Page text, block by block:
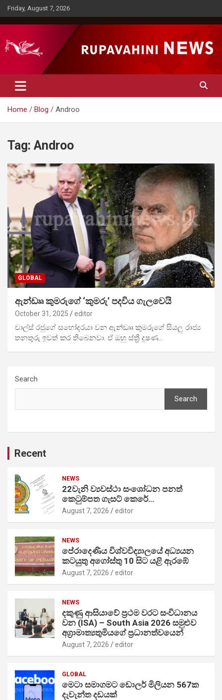
Skip
to
content
Friday, August 7, 2026
Rupavahini News
Home Blog Androo
Tag: Androo
GLOBAL
ඇන්ඩෲ කුමරුගේ ‘කුමරු’ පදවිය ගැලවෙයි
October 31, 2025 editor
චාල්ස් රජුගේ සහෝදරයා වන ඇන්ඩෲ කුමරුගේ සියලු රාජ්‍ය
තනතුරු ඉවත් කර තිබෙනවා. ඒ ඔහු ස්ත්‍රී දූෂණ…
Search
Search
Recent
NEWS
22වැනි ව්‍යවස්ථා සංශෝධන පනත්
කෙටුම්පත ගැසට් කෙරේ…
August 7, 2026 editor
NEWS
පේරාදෙණිය විශ්වවිද්‍යාලයේ අධ්‍යයන
කටයුතු අගෝස්තු 10 සිට යළි ඇරඹේ
August 7, 2026 editor
NEWS
දකුණු ආසියාවේ ප්‍රථම වරට සංවිධානය
වන (ISA) – South Asia 2026 සමුළුව
අග්‍රාමාත්‍යතුමියගේ ප්‍රධානත්වයෙන්
August 7, 2026 editor
GLOBAL
මෙටා සමාගමට ඩොලර් මිලියන 567ක
දැවැන්ත දඩයක්